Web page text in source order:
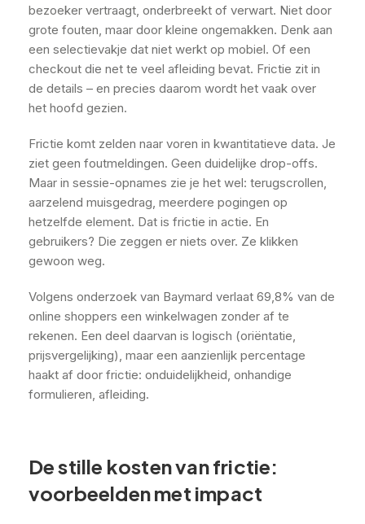
bezoeker vertraagt, onderbreekt of verwart. Niet door
grote fouten, maar door kleine ongemakken. Denk aan
een selectievakje dat niet werkt op mobiel. Of een
checkout die net te veel afleiding bevat. Frictie zit in
de details – en precies daarom wordt het vaak over
het hoofd gezien.
Frictie komt zelden naar voren in kwantitatieve data. Je
ziet geen foutmeldingen. Geen duidelijke drop-offs.
Maar in sessie-opnames zie je het wel: terugscrollen,
aarzelend muisgedrag, meerdere pogingen op
hetzelfde element. Dat is frictie in actie. En
gebruikers? Die zeggen er niets over. Ze klikken
gewoon weg.
Volgens onderzoek van Baymard verlaat 69,8% van de
online shoppers een winkelwagen zonder af te
rekenen. Een deel daarvan is logisch (oriëntatie,
prijsvergelijking), maar een aanzienlijk percentage
haakt af door frictie: onduidelijkheid, onhandige
formulieren, afleiding.
De stille kosten van frictie:
voorbeelden met impact